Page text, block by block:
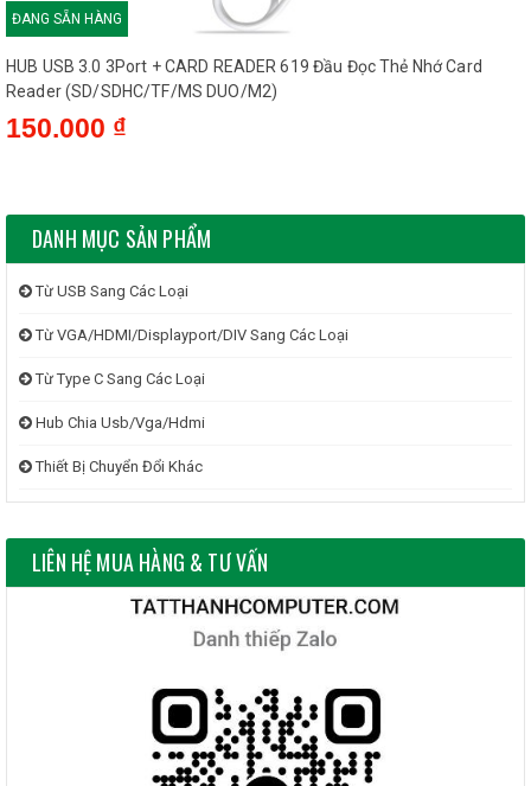
ĐANG SẴN HÀNG
HUB USB 3.0 3Port + CARD READER 619 Đầu Đọc Thẻ Nhớ Card
Reader (SD/SDHC/TF/MS DUO/M2)
150.000 ₫
DANH MỤC SẢN PHẨM
Từ USB Sang Các Loại
Từ VGA/HDMI/Displayport/DIV Sang Các Loại
Từ Type C Sang Các Loại
Hub Chia Usb/Vga/Hdmi
Thiết Bị Chuyển Đổi Khác
LIÊN HỆ MUA HÀNG & TƯ VẤN